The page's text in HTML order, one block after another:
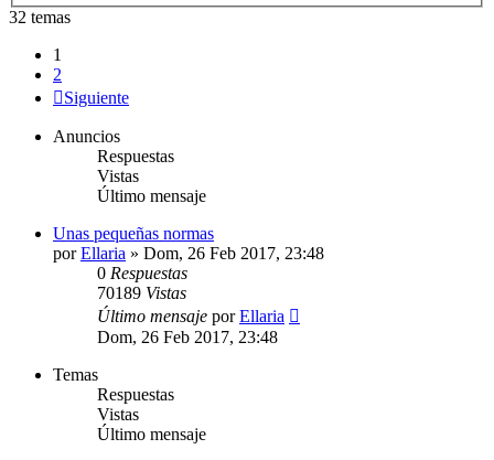
32 temas
1
2
Siguiente
Anuncios
Respuestas
Vistas
Último mensaje
Unas pequeñas normas
porEllaria » Dom, 26 Feb 2017, 23:48
0 Respuestas
70189 Vistas
Último mensaje porEllaria
Dom, 26 Feb 2017, 23:48
Temas
Respuestas
Vistas
Último mensaje